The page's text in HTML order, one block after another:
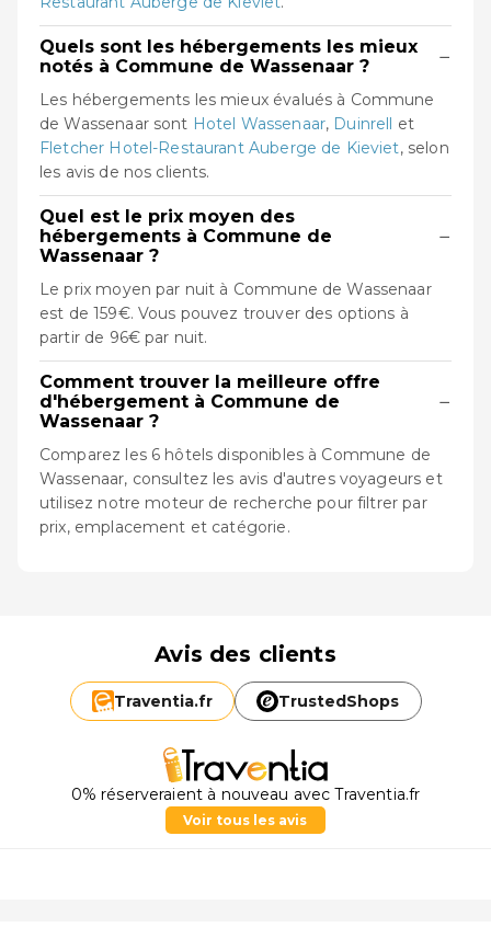
Quels sont les hébergements les mieux
notés à Commune de Wassenaar ?
−
Les hébergements les mieux évalués à Commune
de Wassenaar sont Hotel Wassenaar, Duinrell et
Fletcher Hotel-Restaurant Auberge de Kieviet, selon
les avis de nos clients.
Quel est le prix moyen des
hébergements à Commune de
Wassenaar ?
−
Le prix moyen par nuit à Commune de Wassenaar
est de 159€. Vous pouvez trouver des options à
partir de 96€ par nuit.
Comment trouver la meilleure offre
d'hébergement à Commune de
Wassenaar ?
−
Comparez les 6 hôtels disponibles à Commune de
Wassenaar, consultez les avis d'autres voyageurs et
utilisez notre moteur de recherche pour filtrer par
prix, emplacement et catégorie.
Avis des clients
Traventia.fr TrustedShops
0% réserveraient à nouveau avec Traventia.fr
Voir tous les avis